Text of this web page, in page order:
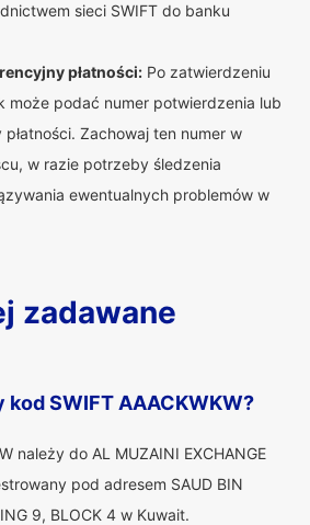
sieci SWIFT do banku
płatności: Po zatwierdzeniu
może podać numer potwierdzenia lub
Zachowaj ten numer w
w razie potrzeby śledzenia
ewentualnych problemów w
zadawane
kod SWIFT AAACKWKW?
należy do AL MUZAINI EXCHANGE
pod adresem SAUD BIN
9, BLOCK 4 w Kuwait.